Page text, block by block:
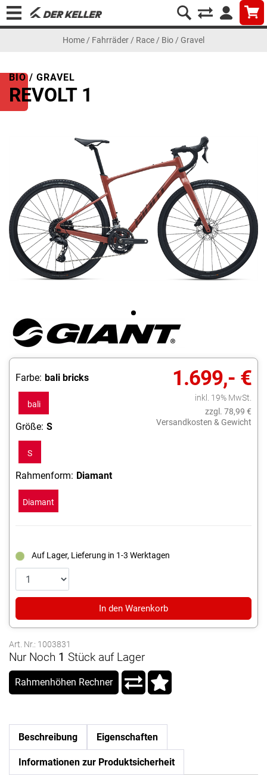
Home / Fahrräder / Race / Bio / Gravel
BIO / GRAVEL
REVOLT 1
1.699,- €
inkl. 19% MwSt.
zzgl. 78,99 €
Versandkosten & Gewicht
Farbe: bali bricks
bali
bricks
Größe: S
S
Rahmenform: Diamant
Diamant
Auf Lager, Lieferung in 1-3 Werktagen
In den Warenkorb
Art. Nr.: 1003831
Nur Noch 1 Stück auf Lager
Rahmenhöhen Rechner
Beschreibung Eigenschaften
Informationen zur Produktsicherheit